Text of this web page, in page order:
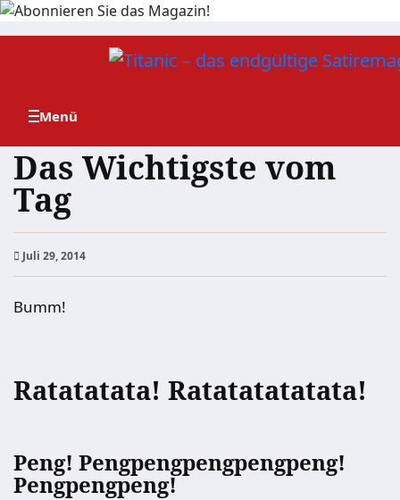
Zum
Das Wichtigste vom
Tag
Juli 29, 2014
Bumm!
Ratatatata! Ratatatatatata!
Peng! Pengpengpengpengpeng!
Pengpengpeng!